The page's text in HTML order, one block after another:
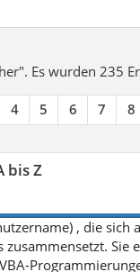
Es wurden 235
4 5 6 7 8
bis Z
, die sich
zusammensetzt.